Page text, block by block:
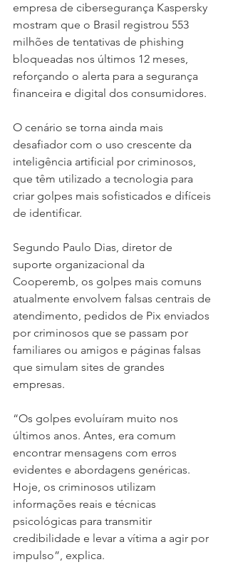
empresa de cibersegurança Kaspersky
mostram que o Brasil registrou 553
milhões de tentativas de phishing
bloqueadas nos últimos 12 meses,
reforçando o alerta para a segurança
financeira e digital dos consumidores.
O cenário se torna ainda mais
desafiador com o uso crescente da
inteligência artificial por criminosos,
que têm utilizado a tecnologia para
criar golpes mais sofisticados e difíceis
de identificar.
Segundo Paulo Dias, diretor de
suporte organizacional da
Cooperemb, os golpes mais comuns
atualmente envolvem falsas centrais de
atendimento, pedidos de Pix enviados
por criminosos que se passam por
familiares ou amigos e páginas falsas
que simulam sites de grandes
empresas.
“Os golpes evoluíram muito nos
últimos anos. Antes, era comum
encontrar mensagens com erros
evidentes e abordagens genéricas.
Hoje, os criminosos utilizam
informações reais e técnicas
psicológicas para transmitir
credibilidade e levar a vítima a agir por
impulso”, explica.